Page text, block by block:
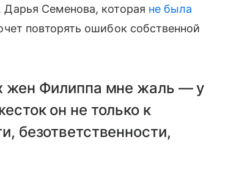
Семенова, которая не была
повторять ошибок собственной
жен Филиппа мне жаль — у
он не только к
безответственности,